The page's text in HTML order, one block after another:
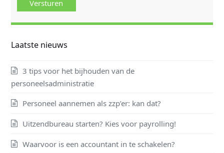
Laatste nieuws
3 tips voor het bijhouden van de
personeelsadministratie
Personeel aannemen als zzp’er: kan dat?
Uitzendbureau starten? Kies voor payrolling!
Waarvoor is een accountant in te schakelen?